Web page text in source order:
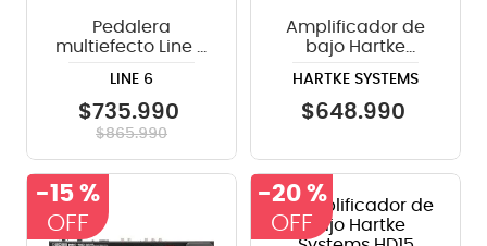
Pedalera
multiefecto Line 6
LINE 6
$735.990
$865.990
Amplificador de
bajo Hartke
HARTKE SYSTEMS
$648.990
-15 % -20 %
violin